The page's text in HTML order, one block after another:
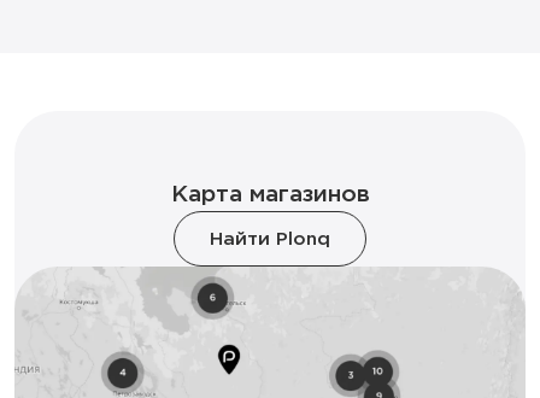
Карта магазинов
Найти Plonq